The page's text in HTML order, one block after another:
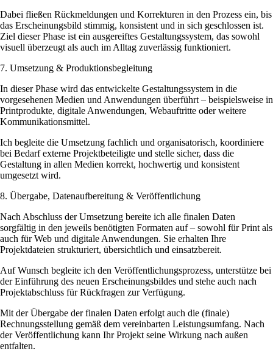
Dabei fließen Rückmeldungen und Korrekturen in den Prozess ein, bis
das Erscheinungsbild stimmig, konsistent und in sich geschlossen ist.
Ziel dieser Phase ist ein ausgereiftes Gestaltungssystem, das sowohl
visuell überzeugt als auch im Alltag zuverlässig funktioniert.
7. Umsetzung & Produktionsbegleitung
In dieser Phase wird das entwickelte Gestaltungssystem in die
vorgesehenen Medien und Anwendungen überführt – beispielsweise in
Printprodukte, digitale Anwendungen, Webauftritte oder weitere
Kommunikationsmittel.
Ich begleite die Umsetzung fachlich und organisatorisch, koordiniere
bei Bedarf externe Projektbeteiligte und stelle sicher, dass die
Gestaltung in allen Medien korrekt, hochwertig und konsistent
umgesetzt wird.
8. Übergabe, Datenaufbereitung & Veröffentlichung
Nach Abschluss der Umsetzung bereite ich alle finalen Daten
sorgfältig in den jeweils benötigten Formaten auf – sowohl für Print als
auch für Web und digitale Anwendungen. Sie erhalten Ihre
Projektdateien strukturiert, übersichtlich und einsatzbereit.
Auf Wunsch begleite ich den Veröffentlichungsprozess, unterstütze bei
der Einführung des neuen Erscheinungsbildes und stehe auch nach
Projektabschluss für Rückfragen zur Verfügung.
Mit der Übergabe der finalen Daten erfolgt auch die (finale)
Rechnungsstellung gemäß dem vereinbarten Leistungsumfang. Nach
der Veröffentlichung kann Ihr Projekt seine Wirkung nach außen
entfalten.